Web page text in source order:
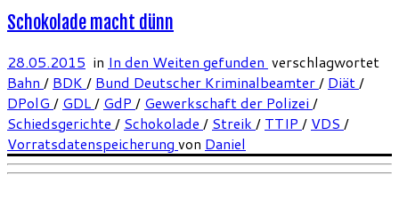
Schokolade macht dünn
28.05.2015 in In den Weiten gefunden verschlagwortet
Bahn / BDK / Bund Deutscher Kriminalbeamter/ Diät/
DPolG / GDL/ GdP / Gewerkschaft der Polizei /
Schiedsgerichte / Schokolade / Streik / TTIP / VDS /
Vorratsdatenspeicherung von Daniel